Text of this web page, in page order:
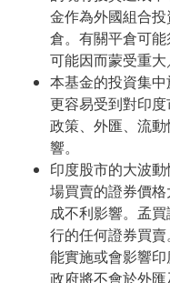
金作為外國組合
倉。有關平倉可
可能因而蒙受重大
本基金的投資集
更容易受到對印度
政策、外匯、流
響。
印度股市的大波
場買賣的證券價
成不利影響。孟
行的任何證券買
能實施或會影響